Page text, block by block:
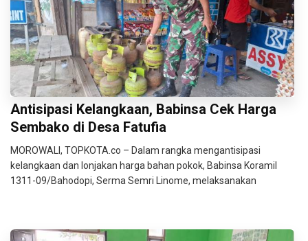
Antisipasi Kelangkaan, Babinsa Cek Harga
Sembako di Desa Fatufia
MOROWALI, TOPKOTA.co – Dalam rangka mengantisipasi
kelangkaan dan lonjakan harga bahan pokok, Babinsa Koramil
1311-09/Bahodopi, Serma Semri Linome, melaksanakan